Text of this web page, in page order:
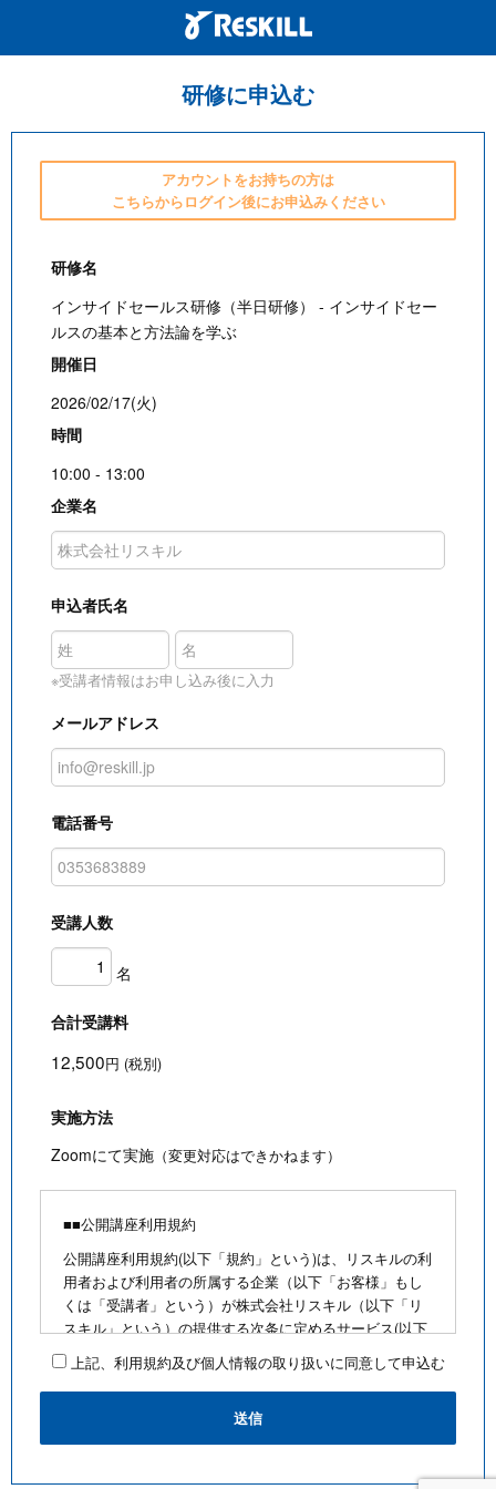
研修に申込む
アカウントをお持ちの方は
こちらからログイン後にお申込みください
研修名
インサイドセールス研修（半日研修） - インサイドセー
ルスの基本と方法論を学ぶ
開催日
2026/02/17(火)
時間
10:00 - 13:00
企業名
申込者氏名
※受講者情報はお申し込み後に入力
メールアドレス
電話番号
受講人数
名
合計受講料
12,500円 (税別)
実施方法
Zoomにて実施 （変更対応はできかねます）
■■公開講座利用規約
公開講座利用規約(以下「規約」という)は、リスキルの利
用者および利用者の所属する企業（以下「お客様」もし
くは「受講者」という）が株式会社リスキル（以下「リ
スキル」という）の提供する次条に定めるサービス(以下
「公開講座」という)を利用するにあたり、お客様に遵守
していただく事項を定めたものです。
■公開講座お申込みにあたって
・最少催行人数を満たさないなど合理的な事由がある場
とします
上記、利用規約及び個人情報の取り扱いに同意して申込む